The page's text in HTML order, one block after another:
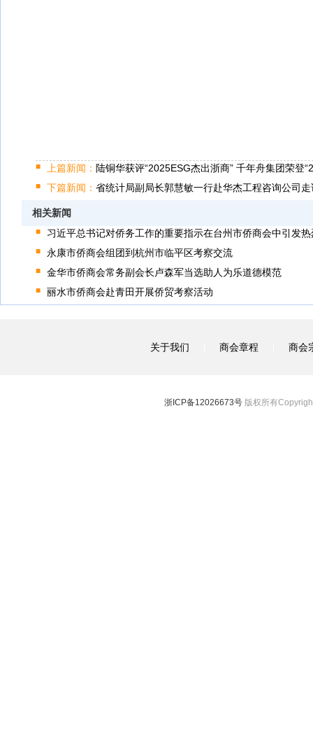
上篇新闻： 陆铜华获评“2025ESG杰出浙商” 千年舟集团荣登
下篇新闻： 省统计局副局长郭慧敏一行赴华杰工程咨询公司
相关新闻
习近平总书记对侨务工作的重要指示在台州市侨商会中引发
永康市侨商会组团到杭州市临平区考察交流
金华市侨商会常务副会长卢森军当选助人为乐道德模范
丽水市侨商会赴青田开展侨贸考察活动
关于我们 商会章程 商会
浙ICP备12026673号 版权所有